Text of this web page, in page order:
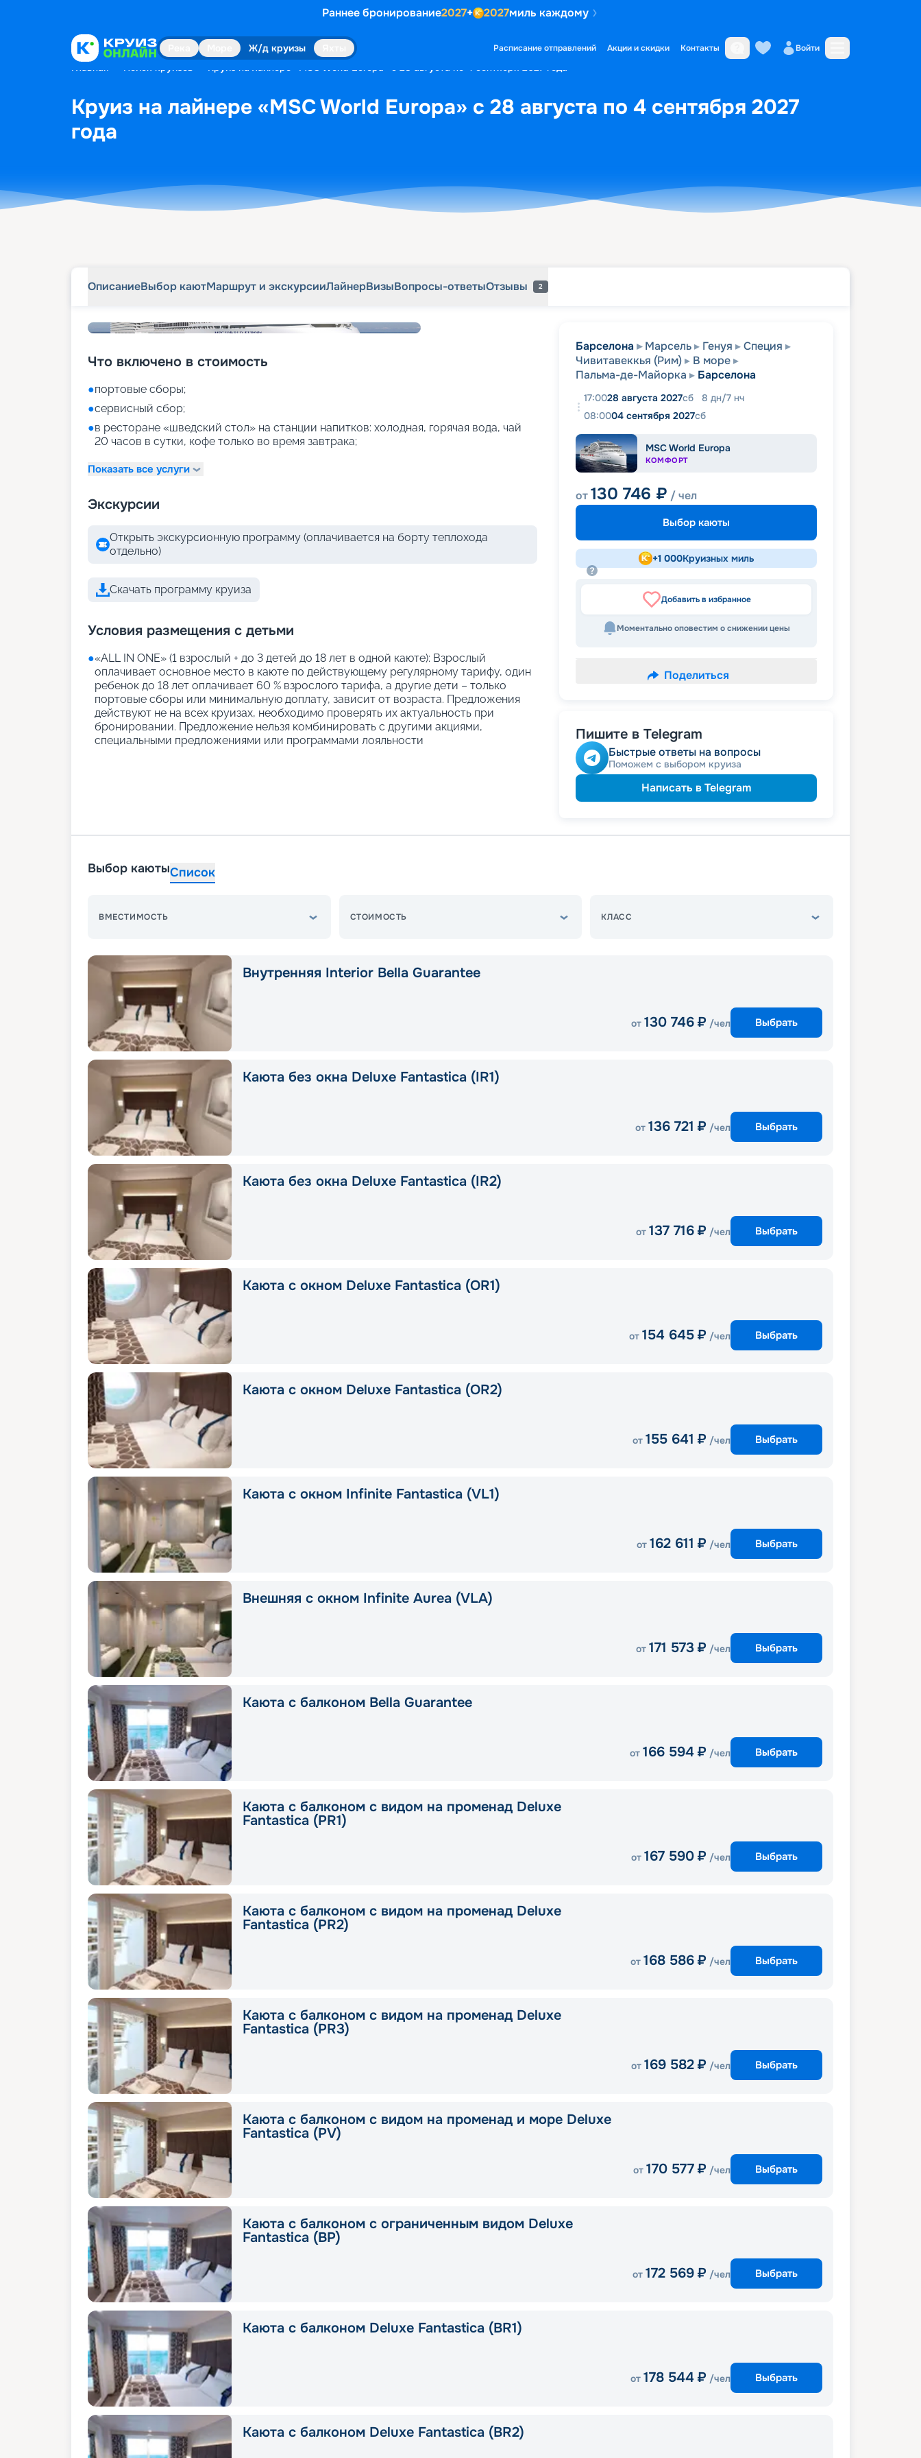
Раннее бронирование2027+ 2027миль каждому
Ж/д круизы Расписание отправлений Акции и скидки Контакты Войти
Главная Поиск круизов Круиз на лайнере «MSC World Europa» с 28 августа по 4 сентября 2027 года
Круиз на лайнере «MSC World Europa» с 28 августа по 4 сентября 2027
года
ОписаниеВыбор каютМаршрут и экскурсииЛайнерВизыВопросы-ответыОтзывы 2
Что включено в стоимость
●портовые сборы;
●сервисный сбор;
●в ресторане «шведский стол» на станции напитков: холодная, горячая вода, чай
20 часов в сутки, кофе только во время завтрака;
Показать все услуги
Экскурсии
Открыть экскурсионную программу (оплачивается на борту теплохода
отдельно)
Скачать программу круиза
Условия размещения с детьми
●«АLL IN ONE» (1 взрослый + до 3 детей до 18 лет в одной каюте): Взрослый
оплачивает основное место в каюте по действующему регулярному тарифу, один
ребенок до 18 лет оплачивает 60 % взрослого тарифа, а другие дети – только
портовые сборы или минимальную доплату, зависит от возраста. Предложения
действуют не на всех круизах, необходимо проверять их актуальность при
бронировании. Предложение нельзя комбинировать с другими акциями,
специальными предложениями или программами лояльности
Барселона Марсель Генуя
Специя
Чивитавеккья (Рим)
В море
Пальма-де-Майорка
Барселона
17:0028 августа 2027сб 8 дн/7 нч
08:0004 сентября 2027сб
MSC World Europa
КОМФОРТ
от130 746 ₽ / чел
Выбор каюты
+1 000Круизных миль
Добавить в избранное
Моментально оповестим о снижении цены
Поделиться
Пишите в Telegram
Быстрые ответы на вопросы
Поможем с выбором круиза
Написать в Telegram
Выбор каютыСписок
ВМЕСТИМОСТЬ СТОИМОСТЬ КЛАСС
Внутренняя Interior Bella Guarantee
от 130 746 ₽ /чел Выбрать
Каюта без окна Deluxe Fantastica (IR1)
от 136 721 ₽ /чел Выбрать
Каюта без окна Deluxe Fantastica (IR2)
от 137 716 ₽ /чел Выбрать
Каюта с окном Deluxe Fantastica (OR1)
от 154 645 ₽ /чел Выбрать
Каюта с окном Deluxe Fantastica (OR2)
от 155 641 ₽ /чел Выбрать
Каюта с окном Infinite Fantastica (VL1)
от 162 611 ₽ /чел Выбрать
Внешняя с окном Infinite Aurea (VLA)
от 171 573 ₽ /чел Выбрать
Каюта с балконом Bella Guarantee
от 166 594 ₽ /чел Выбрать
Каюта с балконом с видом на променад Deluxe
Fantastica (PR1)
от 167 590 ₽ /чел Выбрать
Каюта с балконом с видом на променад Deluxe
Fantastica (PR2)
от 168 586 ₽ /чел Выбрать
Каюта с балконом с видом на променад Deluxe
Fantastica (PR3)
от 169 582 ₽ /чел Выбрать
Каюта с балконом с видом на променад и море Deluxe
Fantastica (PV)
от 170 577 ₽ /чел Выбрать
Каюта с балконом с ограниченным видом Deluxe
Fantastica (BP)
от 172 569 ₽ /чел Выбрать
Каюта с балконом Deluxe Fantastica (BR1)
от 178 544 ₽ /чел Выбрать
Каюта с балконом Deluxe Fantastica (BR2)